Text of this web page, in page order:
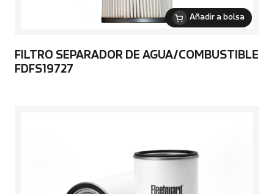
Añadir a bolsa
FILTRO SEPARADOR DE AGUA/COMBUSTIBLE
FDFS19727